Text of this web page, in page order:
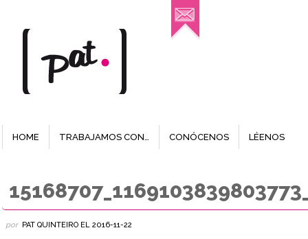
HOME TRABAJAMOS CON… CONÓCENOS LÉENOS
por PAT QUINTEIROEL 2016-11-22